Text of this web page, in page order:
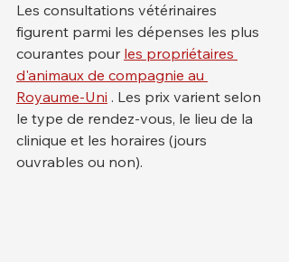
Les consultations vétérinaires
figurent parmi les dépenses les plus
courantes pour les propriétaires
d'animaux de compagnie au
Royaume-Uni . Les prix varient selon
le type de rendez-vous, le lieu de la
clinique et les horaires (jours
ouvrables ou non).